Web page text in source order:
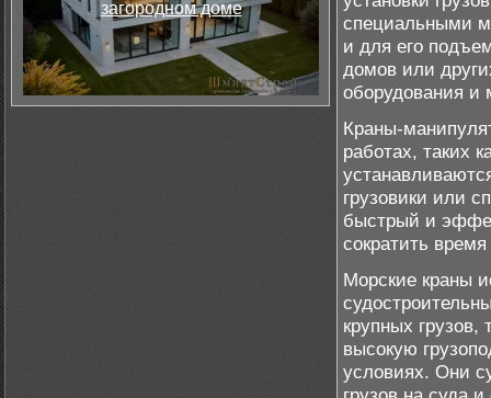
загородном доме
специальными
и для его
домов или
оборудования
Краны-
работах, таких
грузовики или
быстрый и
сократить
Морские краны
крупных
высокую
условиях. Они